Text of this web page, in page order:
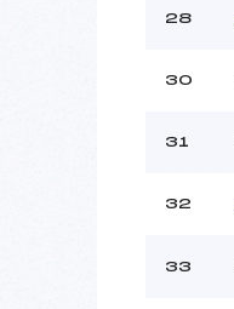
28
30
31
32
33